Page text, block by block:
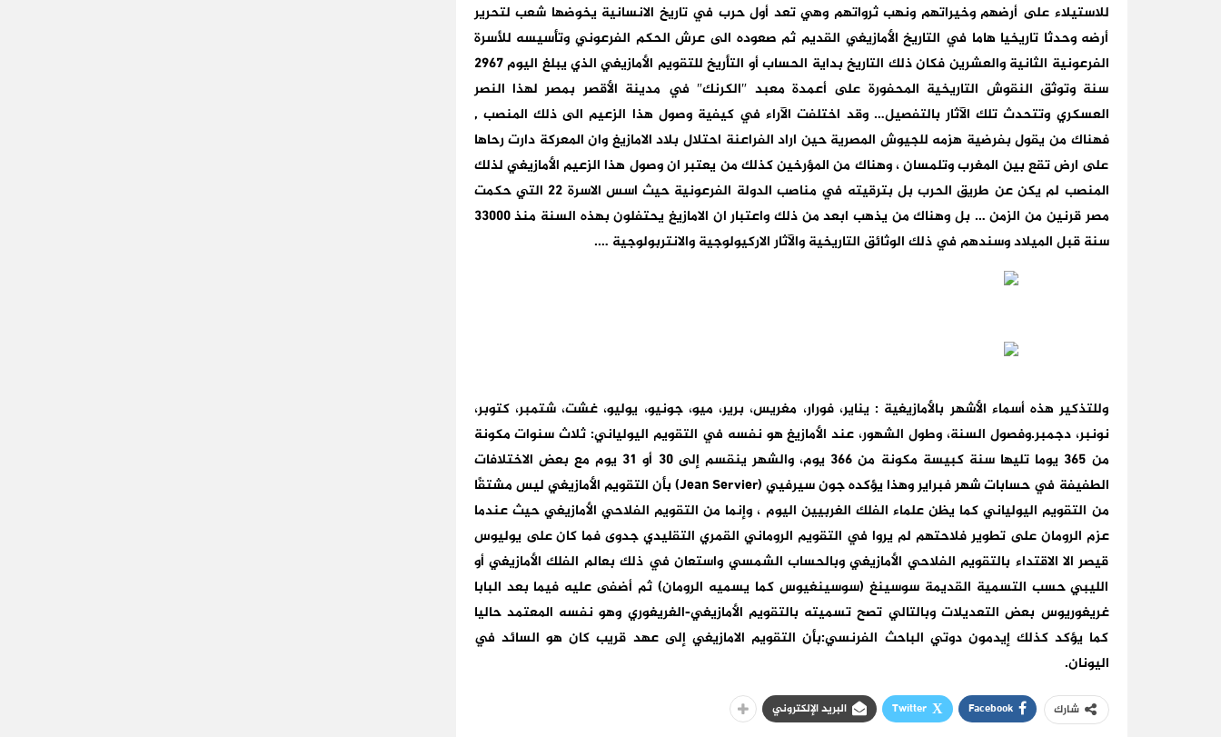
للاستيلاء على أرضهم وخيراتهم ونهب ثرواتهم وهي تعد أول حرب في تاريخ الانسانية يخوضها شعب لتحرير
أرضه وحدثا تاريخيا هاما في التاريخ الأمازيغي القديم ثم صعوده الى عرش الحكم الفرعوني وتأسيسه للأسرة
الفرعونية الثانية والعشرين فكان ذلك التاريخ بداية الحساب أو التأريخ للتقويم الأمازيغي الذي يبلغ اليوم 2967
سنة وتوثق النقوش التاريخية المحفورة على أعمدة معبد ″الكرنك″ في مدينة الأقصر بمصر لهذا النصر
العسكري وتتحدث تلك الآثار بالتفصيل… وقد اختلفت الآراء في كيفية وصول هذا الزعيم الى ذلك المنصب ,
فهناك من يقول بفرضية هزمه للجيوش المصرية حين اراد الفراعنة احتلال بلاد الامازيغ وان المعركة دارت رحاها
على ارض تقع بين المغرب وتلمسان ، وهناك من المؤرخين كذلك من يعتبر ان وصول هذا الزعيم الأمازيغي لذلك
المنصب لم يكن عن طريق الحرب بل بترقيته في مناصب الدولة الفرعونية حيث اسس الاسرة 22 التي حكمت
مصر قرنين من الزمن … بل وهناك من يذهب ابعد من ذلك واعتبار ان الامازيغ يحتفلون بهذه السنة منذ 33000
سنة قبل الميلاد وسندهم في ذلك الوثائق التاريخية والآثار الاركيولوجية والانتربولوجية ….
وللتذكير هذه أسماء الأشهر بالأمازيغية : يناير، فورار، مغريس، برير، ميو، جونيو، يوليو، غشت، شتمبر، كتوبر،
نونبر، دجمبر.وفصول السنة، وطول الشهور، عند الأمازيغ هو نفسه في التقويم اليولياني: ثلاث سنوات مكونة
من 365 يوما تليها سنة كبيسة مكونة من 366 يوم، والشهر ينقسم إلى 30 أو 31 يوم مع بعض الاختلافات
الطفيفة في حسابات شهر فبراير وهذا يؤكده جون سيرفيي (Jean Servier) بأن التقويم الأمازيغي ليس مشتقًا
من التقويم اليولياني كما يظن علماء الفلك الغربيين اليوم ، وإنما من التقويم الفلاحي الأمازيغي حيث عندما
عزم الرومان على تطوير فلاحتهم لم يروا في التقويم الروماني القمري التقليدي جدوى فما كان على يوليوس
قيصر الا الاقتداء بالتقويم الفلاحي الأمازيغي وبالحساب الشمسي واستعان في ذلك بعالم الفلك الأمازيغي أو
الليبي حسب التسمية القديمة سوسينغ (سوسينغيوس كما يسميه الرومان) ثم أضفى عليه فيما بعد البابا
غريغوريوس بعض التعديلات وبالتالي تصح تسميته بالتقويم الأمازيغي-الغريغوري وهو نفسه المعتمد حاليا
كما يؤكد كذلك إيدمون دوتي الباحث الفرنسي:بأن التقويم الامازيغي إلى عهد قريب كان هو السائد في
اليونان.
شارك Facebook
Twitter البريد الإلكتروني